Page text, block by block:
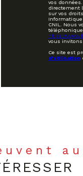
vos
directement
sur vos
Informatique
CNIL. Nous
téléphonique
https://
vous
Ce site est
d'utilisation